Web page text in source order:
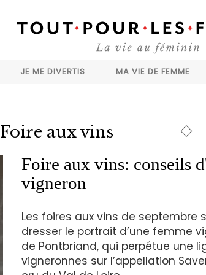
JE ME DIVERTIS MA VIE DE FEMME
Foire aux vins
Foire aux vins: conseils
vigneron
Les foires aux vins de septembre
dresser le portrait d’une femme
de Pontbriand, qui perpétue une
vigneronnes sur l’appellation